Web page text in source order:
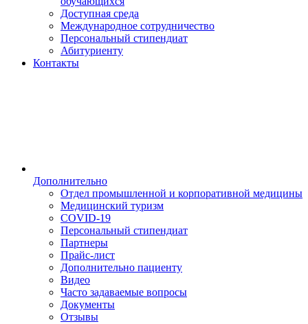
Доступная среда
Международное сотрудничество
Персональный стипендиат
Абитуриенту
Контакты
Дополнительно
Отдел промышленной и корпоративной медицины
Медицинский туризм
COVID-19
Персональный стипендиат
Партнеры
Прайс-лист
Дополнительно пациенту
Видео
Часто задаваемые вопросы
Документы
Отзывы